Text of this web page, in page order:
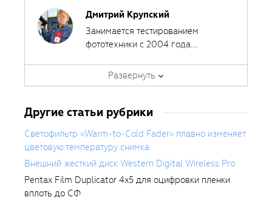
Дмитрий Крупский
Занимается тестированием
фототехники с 2004 года.
печатными и интернет-изданиями,
за эти годы сделал около 400
Развернуть
Другие статьи рубрики
Светофильтр «Warm-to-Cold Fader» плавно изменяет
цветовую температуру снимка
Внешний жесткий диск Western Digital Wireless Pro
Pentax Film Duplicator 4x5 для оцифровки пленки
вплоть до СФ